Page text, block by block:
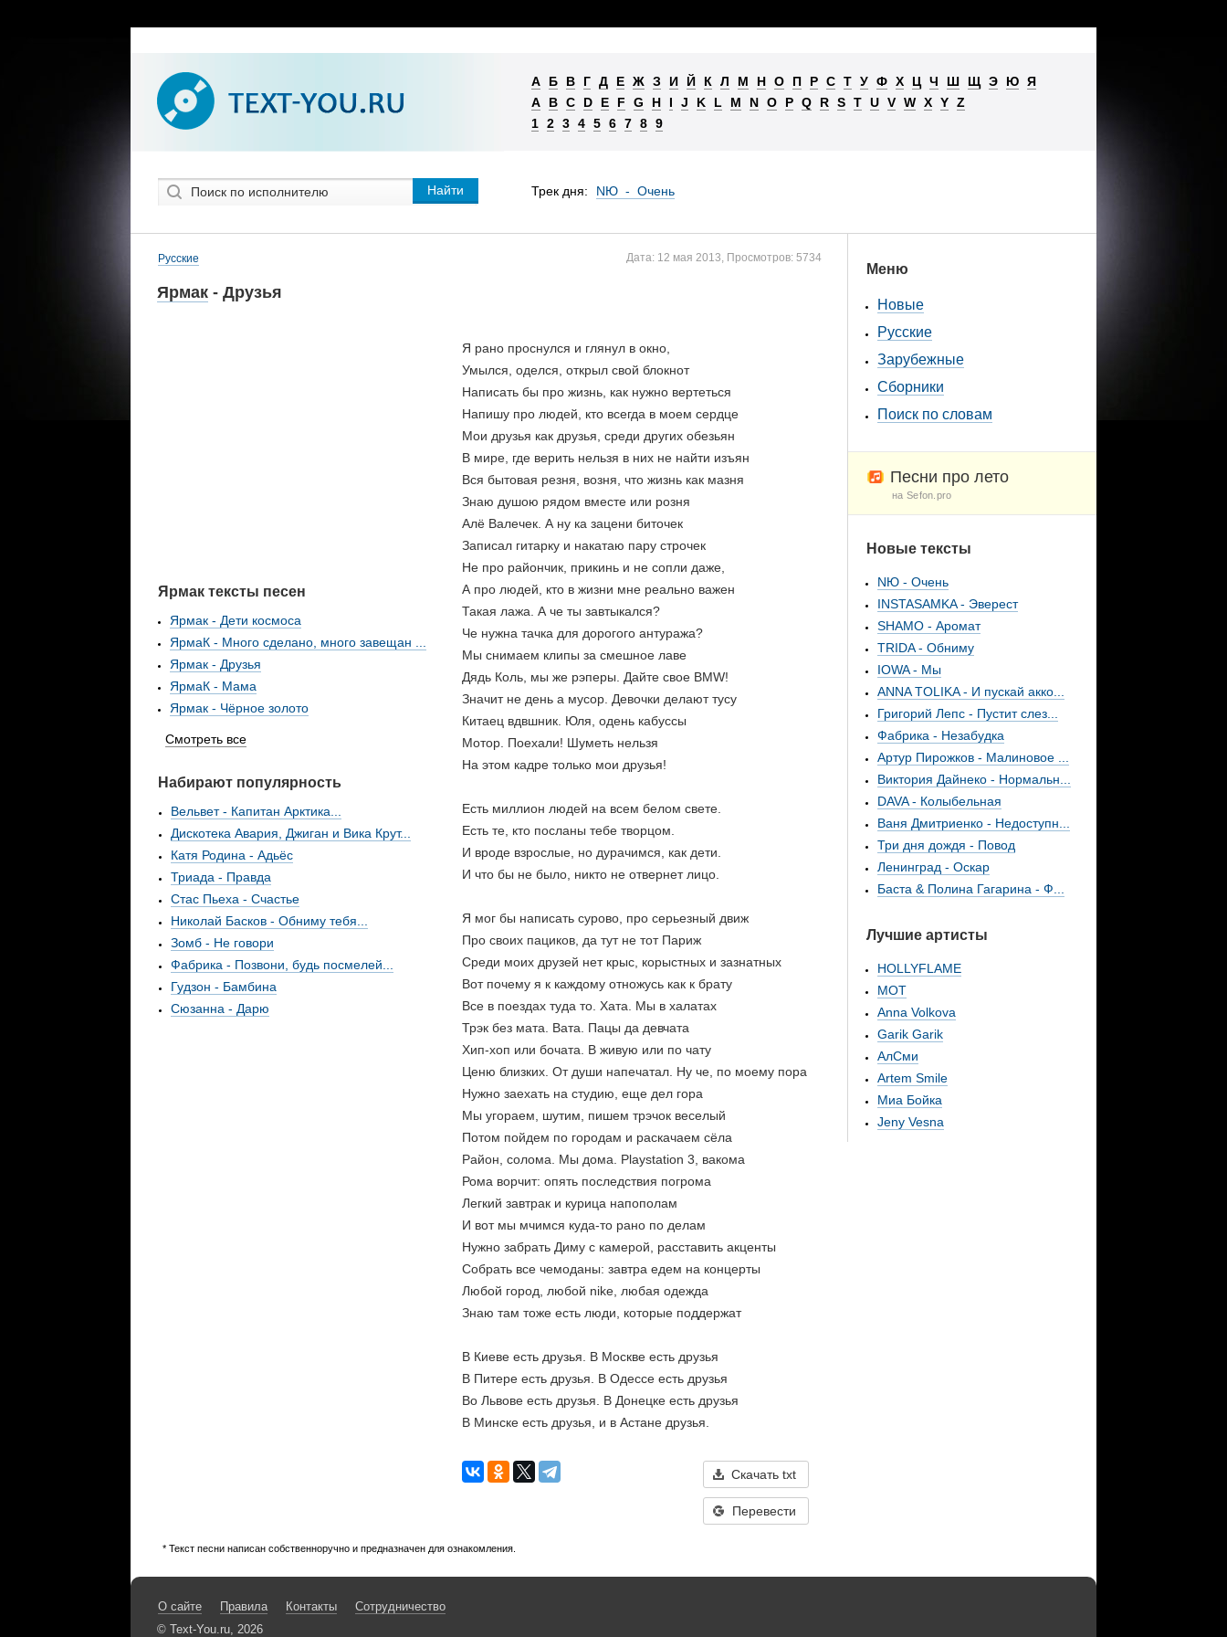
А Б В Г Д Е Ж З И Й К Л М Н О П Р С Т У Ф Х Ц Ч Ш Щ Э Ю Я
A
B C D E F G H I J K L M N O P Q R S T U V W X Y Z
1 2 3 4 5 6 7 8 9
Трек дня: NЮ - Очень
Русские Дата: 12 мая 2013, Просмотров: 5734
Ярмак - Друзья
Я рано проснулся и глянул в окно,
Умылся, оделся, открыл свой блокнот
Написать бы про жизнь, как нужно вертеться
Напишу про людей, кто всегда в моем сердце
Мои друзья как друзья, среди других обезьян
В мире, где верить нельзя в них не найти изъян
Вся бытовая резня, возня, что жизнь как мазня
Знаю душою рядом вместе или розня
Алё Валечек. А ну ка зацени биточек
Записал гитарку и накатаю пару строчек
Не про райончик, прикинь и не сопли даже,
А про людей, кто в жизни мне реально важен
Такая лажа. А че ты завтыкался?
Че нужна тачка для дорогого антуража?
Мы снимаем клипы за смешное лаве
Дядь Коль, мы же рэперы. Дайте свое BMW!
Значит не день а мусор. Девочки делают тусу
Китаец вдвшник. Юля, одень кабуссы
Мотор. Поехали! Шуметь нельзя
На этом кадре только мои друзья!
Есть миллион людей на всем белом свете.
Есть те, кто посланы тебе творцом.
И вроде взрослые, но дурачимся, как дети.
И что бы не было, никто не отвернет лицо.
Я мог бы написать сурово, про серьезный движ
Про своих пациков, да тут не тот Париж
Среди моих друзей нет крыс, корыстных и зазнатных
Вот почему я к каждому отножусь как к брату
Все в поездах туда то. Хата. Мы в халатах
Трэк без мата. Вата. Пацы да девчата
Хип-хоп или бочата. В живую или по чату
Нужно заехать на студию, еще дел гора
Мы угораем, шутим, пишем трэчок веселый
Потом пойдем по городам и раскачаем сёла
Район, солома. Мы дома. Playstation 3, вакома
Рома ворчит: опять последствия погрома
Легкий завтрак и курица напополам
И вот мы мчимся куда-то рано по делам
Нужно забрать Диму с камерой, расставить акценты
Собрать все чемоданы: завтра едем на концерты
Любой город, любой nike, любая одежда
Знаю там тоже есть люди, которые поддержат
В Киеве есть друзья. В Москве есть друзья
В Питере есть друзья. В Одессе есть друзья
Во Львове есть друзья. В Донецке есть друзья
В Минске есть друзья, и в Астане друзья.
Скачать txt
Перевести
Ярмак тексты песен
Ярмак - Дети космоса
ЯрмаК - Много сделано, много завещан ...
Ярмак - Друзья
ЯрмаК - Мама
Ярмак - Чёрное золото
Смотреть все
Набирают популярность
Вельвет - Капитан Арктика...
Дискотека Авария, Джиган и Вика Крут...
Катя Родина - Адьёс
Триада - Правда
Стас Пьеха - Счастье
Николай Басков - Обниму тебя...
Зомб - Не говори
Фабрика - Позвони, будь посмелей...
Гудзон - Бамбина
Сюзанна - Дарю
* Текст песни написан собственноручно и предназначен для ознакомления.
Меню
Новые
Русские
Зарубежные
Сборники
Поиск по словам
Песни про лето
на Sefon.pro
Новые тексты
NЮ - Очень
INSTASAMKA - Эверест
SHAMO - Аромат
TRIDA - Обниму
IOWA - Мы
ANNA TOLIKA - И пускай акко...
Григорий Лепс - Пустит слез...
Фабрика - Незабудка
Артур Пирожков - Малиновое ...
Виктория Дайнеко - Нормальн...
DAVA - Колыбельная
Ваня Дмитриенко - Недоступн...
Три дня дождя - Повод
Ленинград - Оскар
Баста & Полина Гагарина - Ф...
Лучшие артисты
HOLLYFLAME
МОТ
Anna Volkova
Garik Garik
АлСми
Artem Smile
Миа Бойка
Jeny Vesna
О сайте Правила Контакты
Сотрудничество
© Text-You.ru, 2026